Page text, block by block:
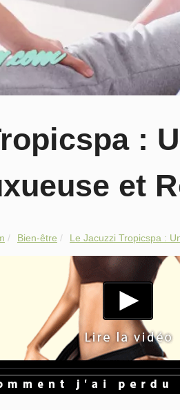
:
et
Bien-être Le Jacuzzi Tropicspa :